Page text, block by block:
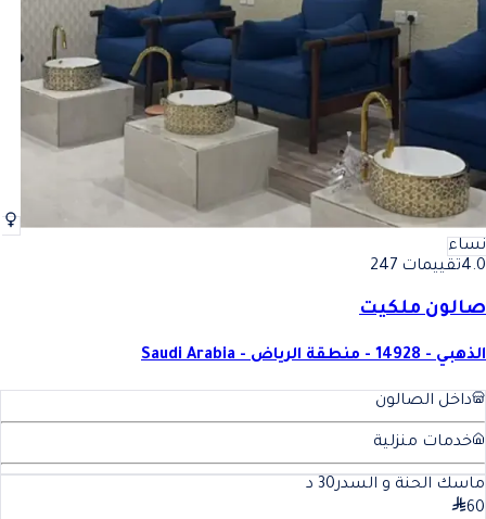
نساء
4.0تقييمات 247
صالون ملكيت
الذهبي - 14928 - منطقة الرياض - Saudi Arabia
داخل الصالون
خدمات منزلية
ماسك الحنة و السدر30 د
60